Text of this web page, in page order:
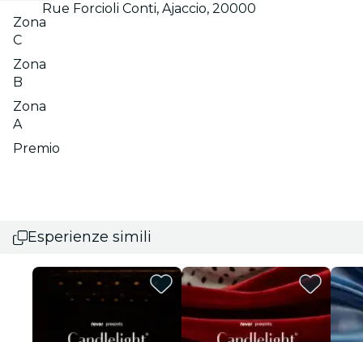
Zona
C
Zona
B
Zona
A
Premio
Rue Forcioli Conti, Ajaccio, 20000
Esperienze simili